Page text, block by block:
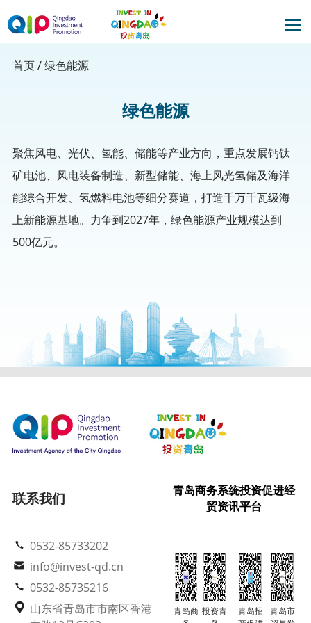
首页/绿色能源
绿色能源
聚焦风电、光伏、氢能、储能等产业方向，重点发展钙钛
矿电池、风电装备制造、新型储能、海上风光氢储及海洋
能综合开发、氢燃料电池等细分赛道，打造千万千瓦级海
上新能源基地。力争到2027年，绿色能源产业规模达到
500亿元。
联系我们
青岛商务系统投资促进经
贸资讯平台
0532-85733202
info@invest-qd.cn
0532-85735216
山东省青岛市市南区香港
青岛商 投资青
青岛招
青岛市